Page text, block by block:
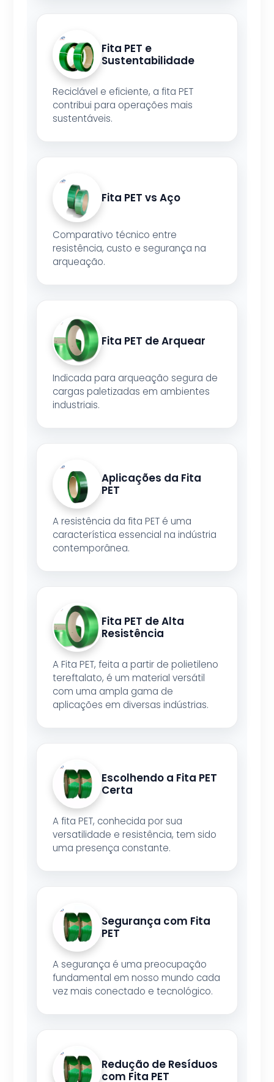
Fita PET e
Sustentabilidade
Reciclável e eficiente, a fita PET
contribui para operações mais
sustentáveis.
Fita PET vs Aço
Comparativo técnico entre
resistência, custo e segurança na
arqueação.
Fita PET de Arquear
Indicada para arqueação segura de
cargas paletizadas em ambientes
industriais.
Aplicações da Fita
PET
A resistência da fita PET é uma
característica essencial na indústria
contemporânea.
Fita PET de Alta
Resistência
A Fita PET, feita a partir de polietileno
tereftalato, é um material versátil
com uma ampla gama de
aplicações em diversas indústrias.
Escolhendo a Fita PET
Certa
A fita PET, conhecida por sua
versatilidade e resistência, tem sido
uma presença constante.
Segurança com Fita
PET
A segurança é uma preocupação
fundamental em nosso mundo cada
vez mais conectado e tecnológico.
Redução de Resíduos
com Fita PET